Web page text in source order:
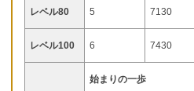
レベル80 5 7130
レベル100 6 7430
始まりの一歩